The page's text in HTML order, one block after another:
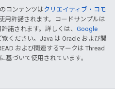
コンテンツはクリエイティブ・コモ
用許諾されます。コードサンプルは
諾されます。詳しくは、 Google
覧ください。Java は Oracle および関
および関連するマークは Thread
基づいて使用されています。